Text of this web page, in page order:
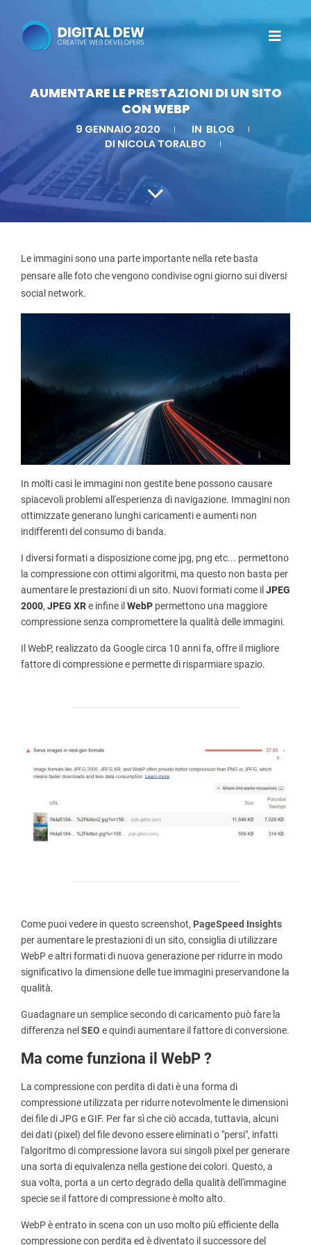
AUMENTARE LE PRESTAZIONI DI UN SITO
CON WEBP
9 GENNAIO 2020 IN BLOG
DI NICOLA TORALBO
Le immagini sono una parte importante nella rete basta
pensare alle foto che vengono condivise ogni giorno sui diversi
social network.
In molti casi le immagini non gestite bene possono causare
spiacevoli problemi all'esperienza di navigazione. Immagini non
ottimizzate generano lunghi caricamenti e aumenti non
indifferenti del consumo di banda.
I diversi formati a disposizione come jpg, png etc... permettono
la compressione con ottimi algoritmi, ma questo non basta per
aumentare le prestazioni di un sito. Nuovi formati come il JPEG
2000, JPEG XRe infine il WebP permettono una maggiore
compressione senza compromettere la qualità delle immagini.
Il WebP, realizzato da Google circa 10 anni fa, offre il migliore
fattore di compressione e permette di risparmiare spazio.
Come puoi vedere in questo screenshot, PageSpeed ​​Insights
per aumentare le prestazioni di un sito, consiglia di utilizzare
WebP e altri formati di nuova generazione per ridurre in modo
significativo la dimensione delle tue immagini preservandone la
qualità.
Guadagnare un semplice secondo di caricamento può fare la
differenza nel SEO e quindi aumentare il fattore di conversione.
Ma come funziona il WebP ?
La compressione con perdita di dati è una forma di
compressione utilizzata per ridurre notevolmente le dimensioni
dei file di JPG e GIF. Per far sì che ciò accada, tuttavia, alcuni
dei dati (pixel) del file devono essere eliminati o "persi", infatti
l'algoritmo di compressione lavora sui singoli pixel per generare
una sorta di equivalenza nella gestione dei colori. Questo, a
sua volta, porta a un certo degrado della qualità dell'immagine
specie se il fattore di compressione è molto alto.
WebP è entrato in scena con un uso molto più efficiente della
compressione con perdita ed è diventato il successore del